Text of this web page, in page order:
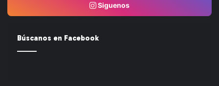
Siguenos
Búscanos en Facebook